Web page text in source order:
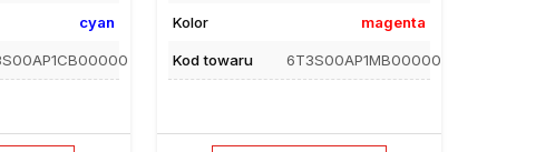
cyan Kolor magenta
Kod towaru 6T3S00AP1MB00000